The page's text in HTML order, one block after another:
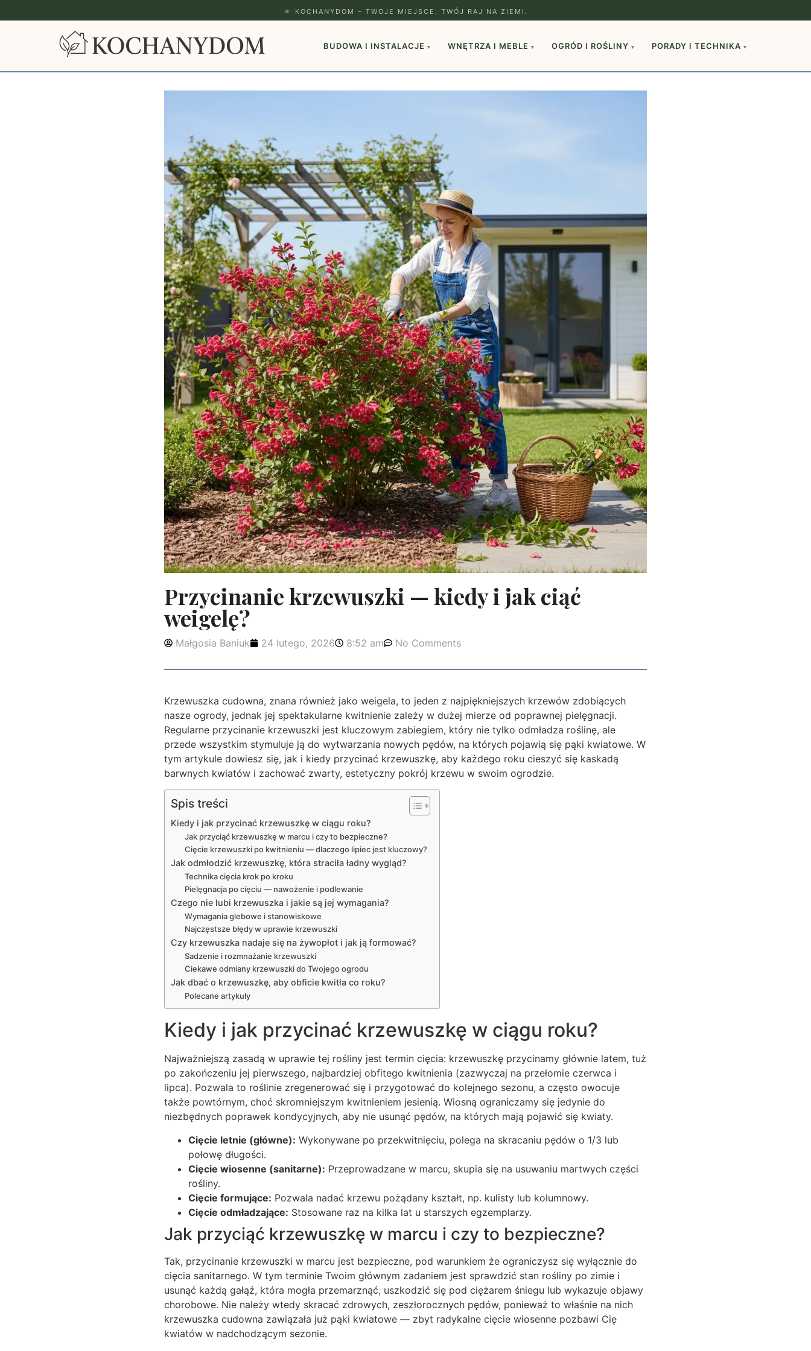
★ KOCHANYDOM – TWOJE MIEJSCE, TWÓJ RAJ NA ZIEMI.
BUDOWA I INSTALACJE ▾ WNĘTRZA I MEBLE ▾ OGRÓD I ROŚLINY ▾ PORADY I TECHNIKA ▾
Przycinanie krzewuszki — kiedy i jak ciąć
weigelę?
Małgosia Baniuk 24 lutego, 2026 8:52 am No Comments
Krzewuszka cudowna, znana również jako weigela, to jeden z najpiękniejszych krzewów zdobiących
nasze ogrody, jednak jej spektakularne kwitnienie zależy w dużej mierze od poprawnej pielęgnacji.
Regularne przycinanie krzewuszki jest kluczowym zabiegiem, który nie tylko odmładza roślinę, ale
przede wszystkim stymuluje ją do wytwarzania nowych pędów, na których pojawią się pąki kwiatowe. W
tym artykule dowiesz się, jak i kiedy przycinać krzewuszkę, aby każdego roku cieszyć się kaskadą
barwnych kwiatów i zachować zwarty, estetyczny pokrój krzewu w swoim ogrodzie.
Spis treści
Kiedy i jak przycinać krzewuszkę w ciągu roku?
Jak przyciąć krzewuszkę w marcu i czy to bezpieczne?
Cięcie krzewuszki po kwitnieniu — dlaczego lipiec jest kluczowy?
Jak odmłodzić krzewuszkę, która straciła ładny wygląd?
Technika cięcia krok po kroku
Pielęgnacja po cięciu — nawożenie i podlewanie
Czego nie lubi krzewuszka i jakie są jej wymagania?
Wymagania glebowe i stanowiskowe
Najczęstsze błędy w uprawie krzewuszki
Czy krzewuszka nadaje się na żywopłot i jak ją formować?
Sadzenie i rozmnażanie krzewuszki
Ciekawe odmiany krzewuszki do Twojego ogrodu
Jak dbać o krzewuszkę, aby obficie kwitła co roku?
Polecane artykuły
Kiedy i jak przycinać krzewuszkę w ciągu roku?
Najważniejszą zasadą w uprawie tej rośliny jest termin cięcia: krzewuszkę przycinamy głównie latem, tuż
po zakończeniu jej pierwszego, najbardziej obfitego kwitnienia (zazwyczaj na przełomie czerwca i
lipca). Pozwala to roślinie zregenerować się i przygotować do kolejnego sezonu, a często owocuje
także powtórnym, choć skromniejszym kwitnieniem jesienią. Wiosną ograniczamy się jedynie do
niezbędnych poprawek kondycyjnych, aby nie usunąć pędów, na których mają pojawić się kwiaty.
Cięcie letnie (główne): Wykonywane po przekwitnięciu, polega na skracaniu pędów o 1/3 lub
połowę długości.
Cięcie wiosenne (sanitarne): Przeprowadzane w marcu, skupia się na usuwaniu martwych części
rośliny.
Cięcie formujące: Pozwala nadać krzewu pożądany kształt, np. kulisty lub kolumnowy.
Cięcie odmładzające: Stosowane raz na kilka lat u starszych egzemplarzy.
Jak przyciąć krzewuszkę w marcu i czy to bezpieczne?
Tak, przycinanie krzewuszki w marcu jest bezpieczne, pod warunkiem że ograniczysz się wyłącznie do
cięcia sanitarnego. W tym terminie Twoim głównym zadaniem jest sprawdzić stan rośliny po zimie i
usunąć każdą gałąź, która mogła przemarznąć, uszkodzić się pod ciężarem śniegu lub wykazuje objawy
chorobowe. Nie należy wtedy skracać zdrowych, zeszłorocznych pędów, ponieważ to właśnie na nich
krzewuszka cudowna zawiązała już pąki kwiatowe — zbyt radykalne cięcie wiosenne pozbawi Cię
kwiatów w nadchodzącym sezonie.